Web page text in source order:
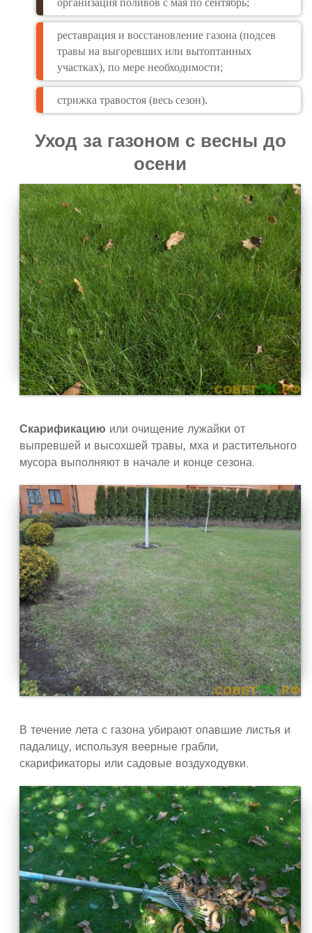
организация поливов с мая по сентябрь;
реставрация и восстановление газона (подсев
травы на выгоревших или вытоптанных
участках), по мере необходимости;
стрижка травостоя (весь сезон).
Уход за газоном с весны до
осени
Скарификацию или очищение лужайки от
выпревшей и высохшей травы, мха и растительного
мусора выполняют в начале и конце сезона.
В течение лета с газона убирают опавшие листья и
падалицу, используя веерные грабли,
скарификаторы или садовые воздуходувки.